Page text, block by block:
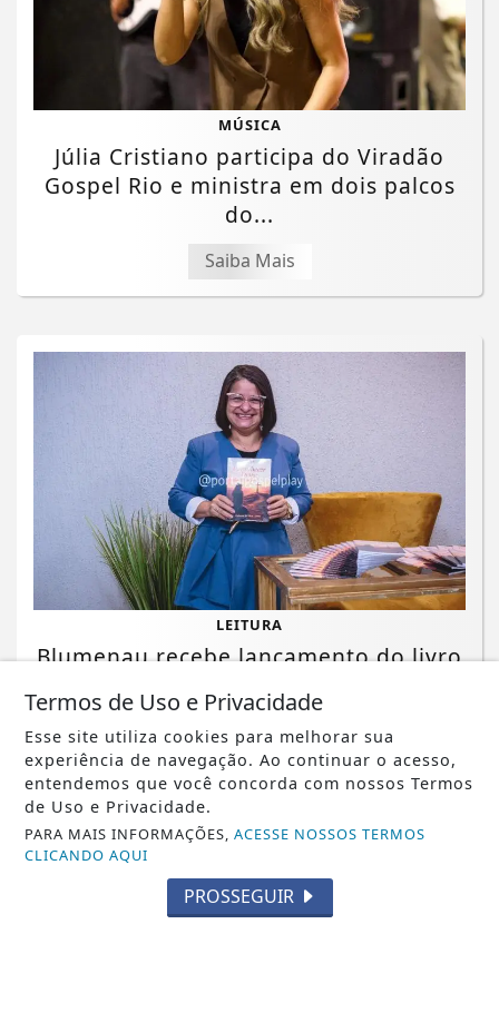
MÚSICA
Júlia Cristiano participa do Viradão
Gospel Rio e ministra em dois palcos
do...
Saiba Mais
LEITURA
Blumenau recebe lançamento do livro
ação...
Saiba Mais
Termos de Uso e Privacidade
Esse site utiliza cookies para melhorar sua
experiência de navegação. Ao continuar o acesso,
entendemos que você concorda com nossos Termos
de Uso e Privacidade.
PARA MAIS INFORMAÇÕES,ACESSE NOSSOS TERMOS
CLICANDO AQUI
PROSSEGUIR